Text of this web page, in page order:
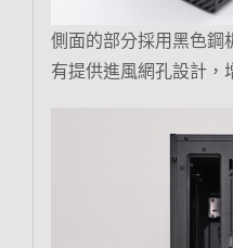
側面的部分採用黑色鋼
有提供進風網孔設計，